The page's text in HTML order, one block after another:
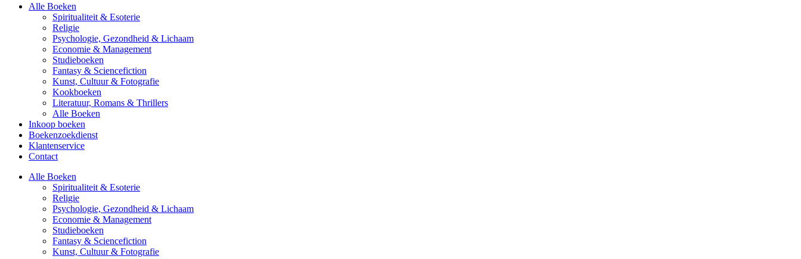
Alle Boeken
Spiritualiteit & Esoterie
Religie
Psychologie, Gezondheid & Lichaam
Economie & Management
Studieboeken
Fantasy & Sciencefiction
Kunst, Cultuur & Fotografie
Kookboeken
Literatuur, Romans & Thrillers
Alle Boeken
Inkoop boeken
Boekenzoekdienst
Klantenservice
Contact
Alle Boeken
Spiritualiteit & Esoterie
Religie
Psychologie, Gezondheid & Lichaam
Economie & Management
Studieboeken
Fantasy & Sciencefiction
Kunst, Cultuur & Fotografie